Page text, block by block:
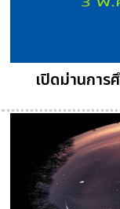
เปิดม่านการ